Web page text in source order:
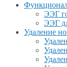
ЭЭГ
ЭЭГ
Удаление